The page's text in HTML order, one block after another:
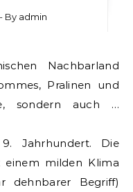
- By admin
Nachbarland
Pralinen und
sondern auch …
Jahrhundert. Die
milden Klima
dehnbarer Begriff)